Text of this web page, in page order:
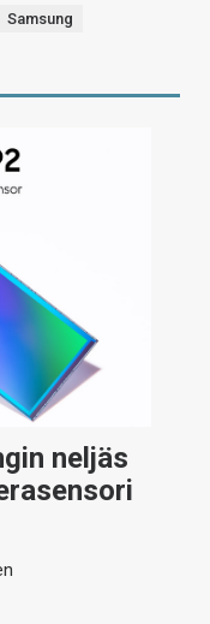
Samsung
neljäs